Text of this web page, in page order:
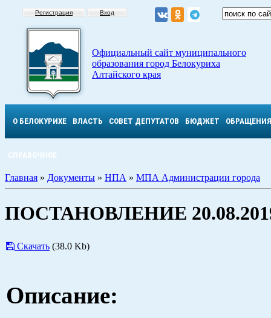
Регистрация Вход
Официальный сайт муниципального
образования город Белокуриха
Алтайского края
О БЕЛОКУРИХЕ ВЛАСТЬ СОВЕТ ДЕПУТАТОВ БЮДЖЕТ ОБРАЩЕНИЯ
СПРАВОЧНОЕ
Главная » Документы » НПА » МПА Администрации города
ПОСТАНОВЛЕНИЕ
Скачать (38.0 Kb)
Описание: